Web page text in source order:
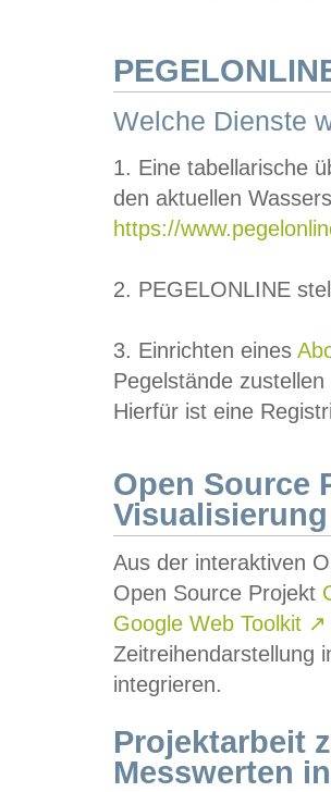
Welche Dienste
1. Eine tabellarische
den aktuellen
https://
2. PEGELONLINE
3. Einrichten eines
Pegelstände
Hierfür ist eine
Open Source
Visualisierung
Aus der interaktiven
Open Source Projekt
Google Web Toolkit ↗
Zeitreihendarstellung
integrieren.
Projektarbeit
Messwerten